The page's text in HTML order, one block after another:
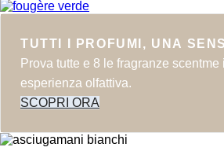
TUTTI I PROFUMI, UNA
Prova tutte e 8 le fragranze
esperienza olfattiva.
SCOPRI ORA